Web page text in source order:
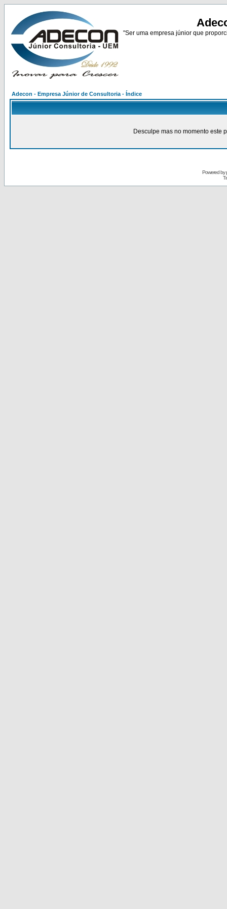
"Ser uma empresa júnior que
Adecon - Empresa Júnior de Consultoria - Índice
Desculpe mas no momento este
Powered by